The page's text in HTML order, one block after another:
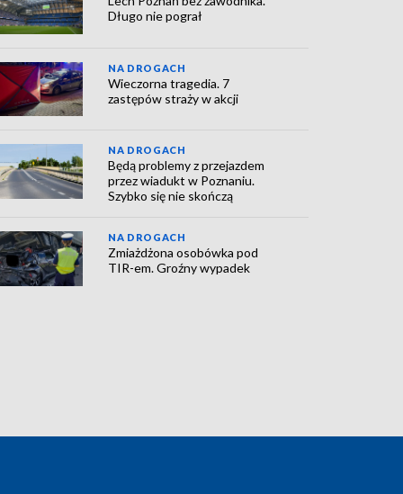
Długo nie pograł
NA DROGACH
Wieczorna tragedia. 7
zastępów straży w akcji
NA DROGACH
Będą problemy z przejazdem
przez wiadukt w Poznaniu.
Szybko się nie skończą
NA DROGACH
Zmiażdżona osobówka pod
TIR-em. Groźny wypadek